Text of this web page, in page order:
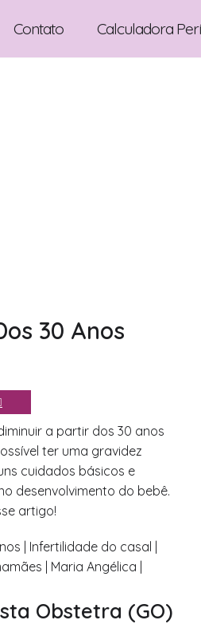
Contato Calculadora
30 Anos
a partir dos 30 anos
ter uma gravidez
cuidados básicos e
desenvolvimento do bebê.
artigo!
Obstetra (GO)